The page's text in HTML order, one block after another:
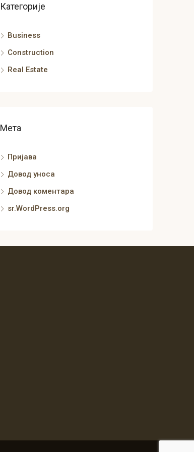
Категорије
Business
Construction
Real Estate
Мета
Пријава
Довод уноса
Довод коментара
sr.WordPress.org